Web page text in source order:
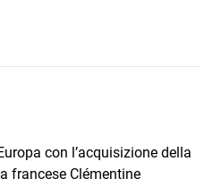
con l’acquisizione della
francese Clémentine